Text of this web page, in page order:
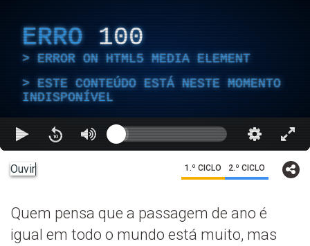
ERRO 100
ERROR ON HTML5 MEDIA ELEMENT
ESTE CONTEÚDO ESTÁ NESTE MOMENTO
INDISPONÍVEL
Ouvir 1.º CICLO 2.º CICLO
Quem pensa que a passagem de ano é
igual em todo o mundo está muito, mas